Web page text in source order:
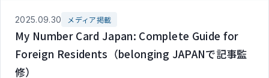
2025.09.30 メディア掲載
My Number Card Japan: Complete Guide for
Foreign Residents（belonging JAPANで記事監
修）